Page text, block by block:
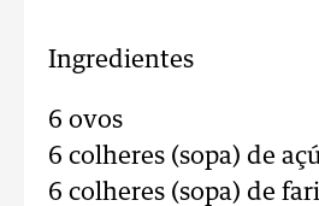
Ingredientes
6 ovos
6 colheres (sopa) de
6 colheres (sopa) de